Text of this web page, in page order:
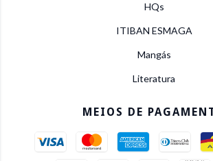
HQs
ITIBAN ESMAGA
Mangás
Literatura
MEIOS DE